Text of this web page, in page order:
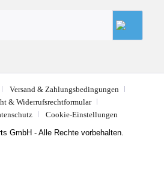
GmbH - Alle Rechte vorbehalten.
Versand & Zahlungsbedingungen
& Widerrufsrechtformular
Cookie-Einstellungen